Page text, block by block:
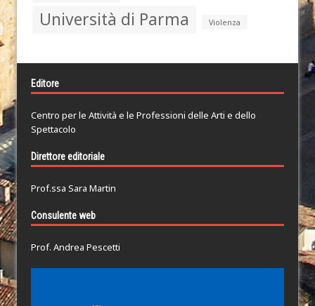
Università di Parma Violenza
Editore
Centro per le Attività e le Professioni delle Arti e dello
Spettacolo
Direttore editoriale
Prof.ssa Sara Martin
Consulente web
Prof. Andrea Pescetti